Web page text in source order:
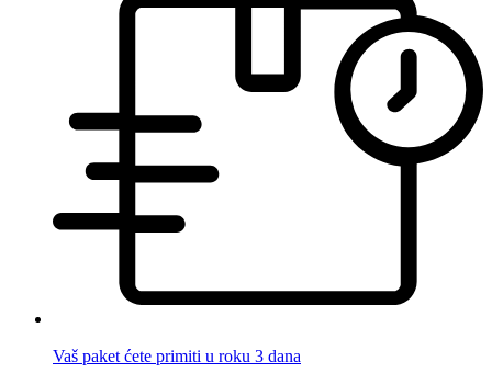
Vaš paket ćete primiti u roku 3 dana